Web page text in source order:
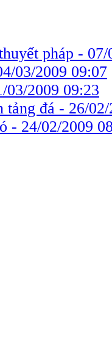
pháp - 07/
03/2009 09:07
03/2009 09:23
tảng đá - 26/
- 24/02/2009